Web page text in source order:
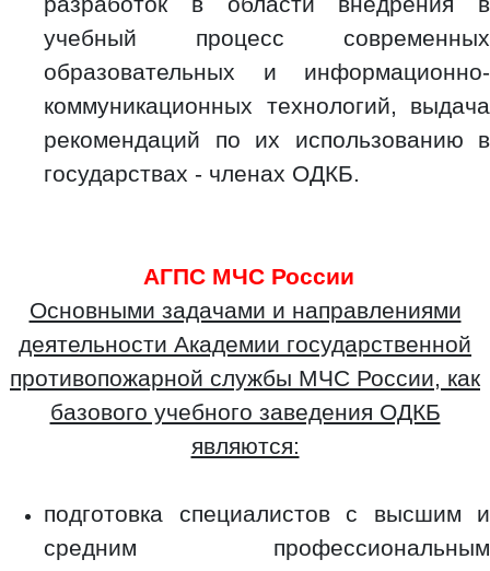
учебный процесс современных
образовательных и информационно-
коммуникационных технологий, выдача
рекомендаций по их использованию в
государствах - членах ОДКБ.
АГПС МЧС России
Основными задачами и направлениями
деятельности Академии государственной
противопожарной службы МЧС России, как
базового учебного заведения ОДКБ
являются:
подготовка специалистов с высшим и
средним профессиональным